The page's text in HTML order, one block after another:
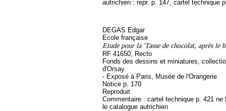
autrichien : repr. p. 147, cartel technique
DEGAS Edgar
Ecole française
Etude pour la 'Tasse de chocolat, après le
RF 41650, Recto
Fonds des dessins et miniatures,
d'Orsay
- Exposé à Paris, Musée de l'Orangerie
Notice p. 170
Reproduit
Commentaire : cartel technique p. 421 ne
le catalogue autrichien